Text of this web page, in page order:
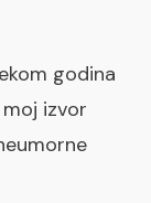
godina
izvor